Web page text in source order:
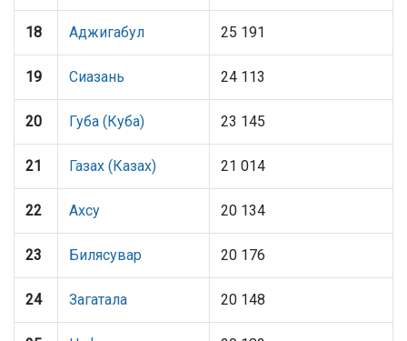
18 Аджигабул 25 191
19 Сиазань 24 113
20 Губа (Куба) 23 145
21 Газах (Казах) 21 014
22 Ахсу 20 134
23 Билясувар 20 176
24 Загатала 20 148